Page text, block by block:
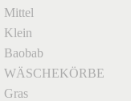
Mittel
Klein
Baobab
WÄSCHEKÖRBE
Gras